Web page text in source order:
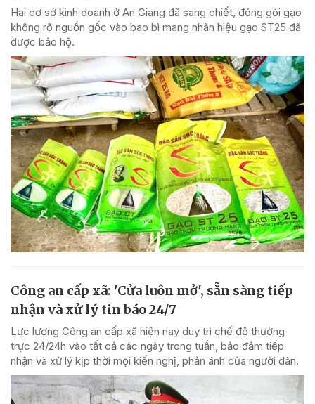
Hai cơ sở kinh doanh ở An Giang đã sang chiết, đóng gói gạo
không rõ nguồn gốc vào bao bì mang nhãn hiệu gạo ST25 đã
được bảo hộ.
Công an cấp xã: 'Cửa luôn mở', sẵn sàng tiếp
nhận và xử lý tin báo 24/7
Lực lượng Công an cấp xã hiện nay duy trì chế độ thường
trực 24/24h vào tất cả các ngày trong tuần, bảo đảm tiếp
nhận và xử lý kịp thời mọi kiến nghị, phản ánh của người dân.